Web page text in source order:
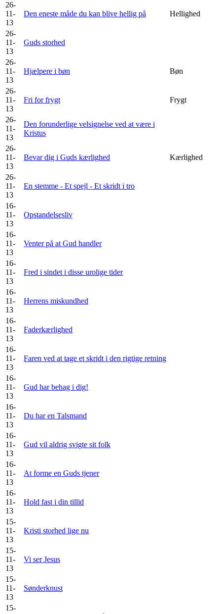
26-
11-
13
Den eneste måde du kan blive hellig på Hellighed
26-
11-
13
Guds storhed
26-
11-
13
Hjælpere i bøn Bøn
26-
11-
13
Fri for frygt Frygt
26-
11-
13
Den forunderlige velsignelse ved at være i
Kristus
26-
11-
13
Bevar dig i Guds kærlighed Kærlighed
26-
11-
13
En stemme - Et spejl - Et skridt i tro
16-
11-
13
Opstandelsesliv
16-
11-
13
Venter på at Gud handler
16-
11-
13
Fred i sindet i disse urolige tider
16-
11-
13
Herrens miskundhed
16-
11-
13
Faderkærlighed
16-
11-
13
Faren ved at tage et skridt i den rigtige retning
16-
11-
13
Gud har behag i dig!
16-
11-
13
Du har en Talsmand
16-
11-
13
Gud vil aldrig svigte sit folk
16-
11-
13
At forme en Guds tjener
16-
11-
13
Hold fast i din tillid
15-
11-
13
Kristi storhed lige nu
15-
11-
13
Vi ser Jesus
15-
11-
13
Sønderknust
15-